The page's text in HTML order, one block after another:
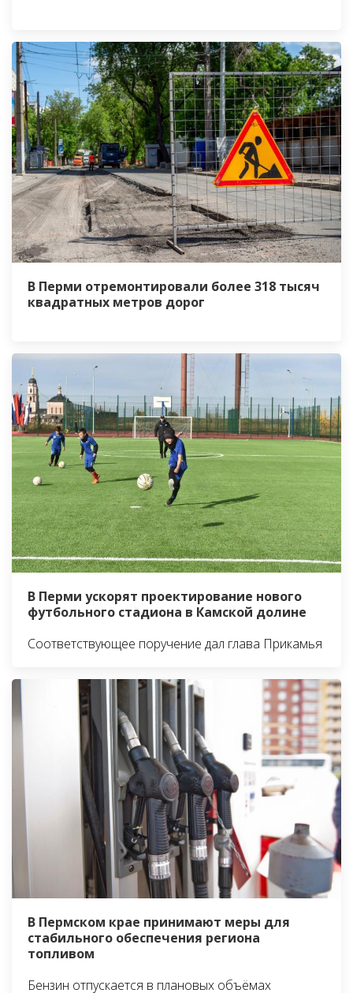
В Перми отремонтировали более 318 тысяч
квадратных метров дорог
В Перми ускорят проектирование нового
футбольного стадиона в Камской долине
Соответствующее поручение дал глава Прикамья
В Пермском крае принимают меры для
стабильного обеспечения региона
топливом
Бензин отпускается в плановых объёмах